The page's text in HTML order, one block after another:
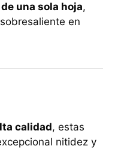
una sola hoja,
en
calidad, estas
nitidez y